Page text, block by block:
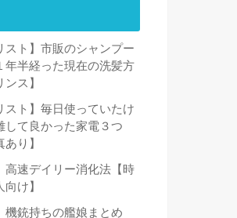
スト】市販のシャンプー
年半経った現在の洗髪方
ス】
スト】毎日使っていたけ
して良かった家電３つ
あり】
高速デイリー消化法【時
け】
機銃持ちの艦娘まとめ